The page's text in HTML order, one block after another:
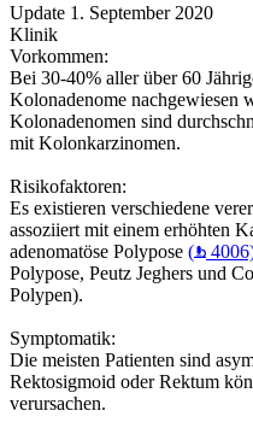
Update 1. September 2020
Klinik
Vorkommen:
Bei 30-40% aller über 60
Kolonadenome nachgewiesen
Kolonadenomen sind
mit Kolonkarzinomen.
Risikofaktoren:
Es existieren verschiedene
assoziiert mit einem erhöhten
adenomatöse Polypose (
Polypose, Peutz Jeghers und
Polypen).
Symptomatik:
Die meisten Patienten sind
Rektosigmoid oder Rektum
verursachen.